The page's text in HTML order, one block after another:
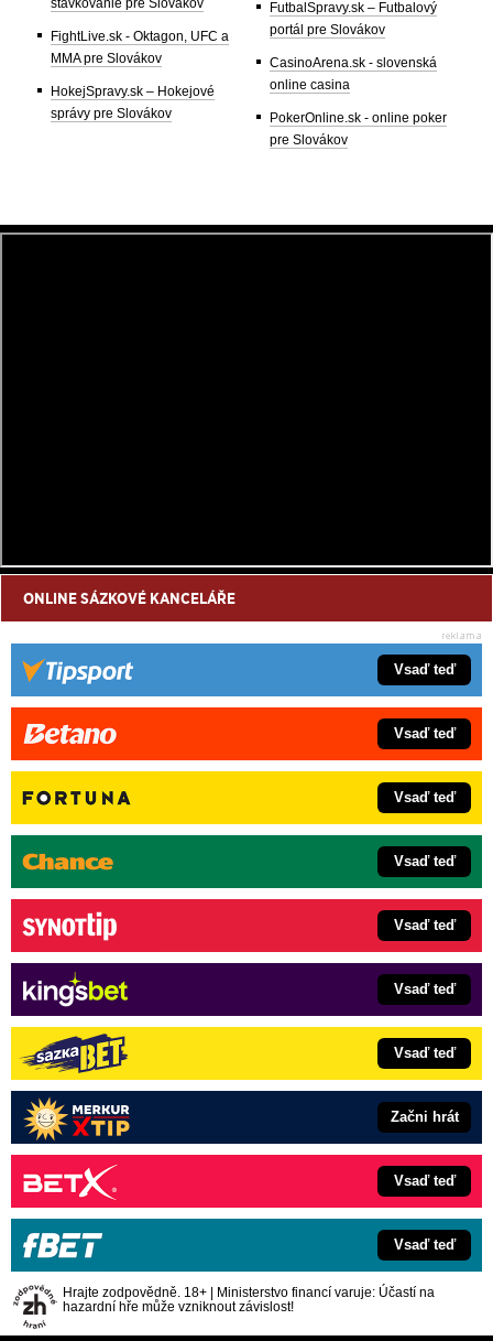
FightLive.sk - Oktagon, UFC a
MMA pre Slovákov
HokejSpravy.sk – Hokejové
správy pre Slovákov
FutbalSpravy.sk – Futbalový
portál pre Slovákov
CasinoArena.sk - slovenská
online casina
PokerOnline.sk - online poker
pre Slovákov
ONLINE SÁZKOVÉ KANCELÁŘE
Vsaď teď
Vsaď teď
Vsaď teď
Vsaď teď
Vsaď teď
Vsaď teď
Vsaď teď
Začni hrát
Vsaď teď
Vsaď teď
Hrajte zodpovědně. 18+ | Ministerstvo financí varuje: Účastí na
hazardní hře může vzniknout závislost!